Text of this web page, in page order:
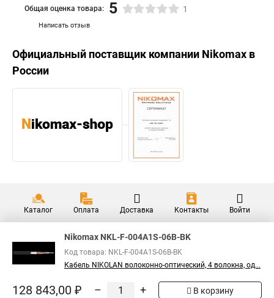
Написать отзыв
Общая оценка товара: 5 1
Официальный поставщик компании Nikomax в
России
Каталог Оплата Доставка Контакты Войти
Nikomax NKL-F-004A1S-06B-BK
Код товара: NKL-F-004A1S-06B-BK
Кабель NIKOLAN волоконно-оптический, 4 волокна, од...
128 843,00 ₽ – + В корзину